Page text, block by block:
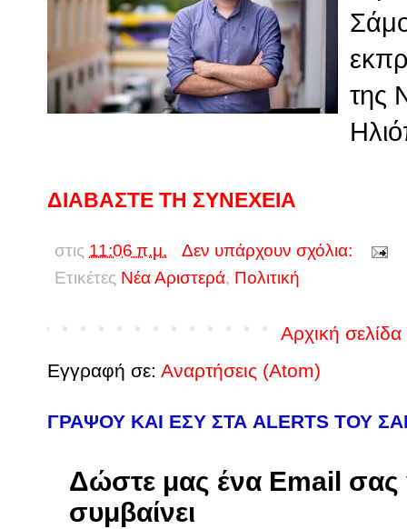
της
ΔΙΑΒΑΣΤΕ ΤΗ ΣΥΝΕΧΕΙΑ
στις 11:06 π.μ.
Δεν υπάρχουν σχόλια:
Ετικέτες Νέα Αριστερά, Πολιτική
Αρχική σελίδα
Εγγραφή σε: Αναρτήσεις (Atom)
ΓΡΑΨΟΥ ΚΑΙ ΕΣΥ ΣΤΑ ALERTS ΤΟΥ
Δώστε μας ένα Email σας
συμβαίνει